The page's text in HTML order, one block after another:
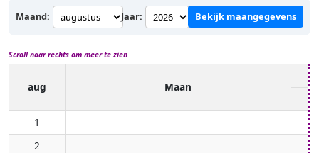
Maand: Jaar: Bekijk maangegevens
Scroll naar rechts om meer te zien
aug Maan
1
2